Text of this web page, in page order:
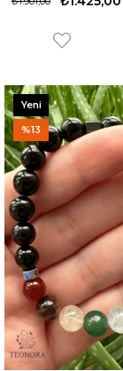
Yeni
Ürün
%13